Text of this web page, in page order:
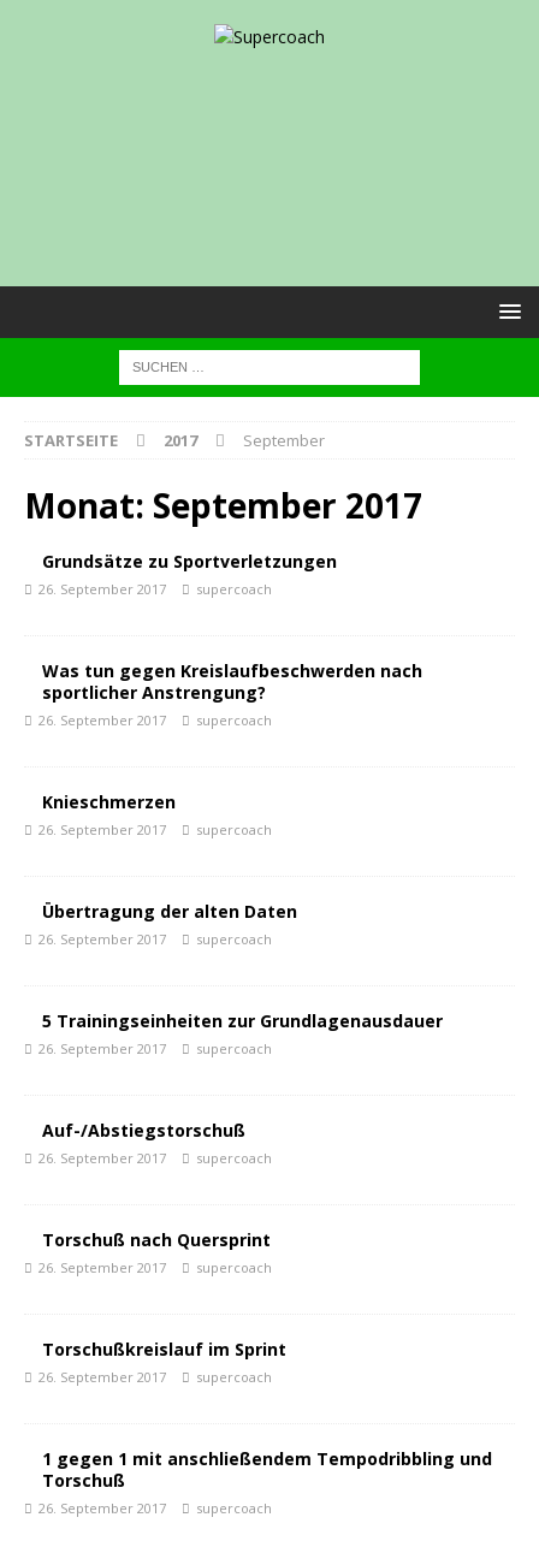
STARTSEITE 2017 September
Monat: September 2017
Grundsätze zu Sportverletzungen
26. September 2017 supercoach
Was tun gegen Kreislaufbeschwerden nach
sportlicher Anstrengung?
26. September 2017 supercoach
Knieschmerzen
26. September 2017 supercoach
Übertragung der alten Daten
26. September 2017 supercoach
5 Trainingseinheiten zur Grundlagenausdauer
26. September 2017 supercoach
Auf-/Abstiegstorschuß
26. September 2017 supercoach
Torschuß nach Quersprint
26. September 2017 supercoach
Torschußkreislauf im Sprint
26. September 2017 supercoach
1 gegen 1 mit anschließendem Tempodribbling und
Torschuß
26. September 2017 supercoach